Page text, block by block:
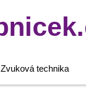
Zvuková technika